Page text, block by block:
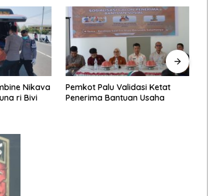
Ketat
Mulyadin Malik Tandagimpu
Resmi Dilantik Sebagai Ketua